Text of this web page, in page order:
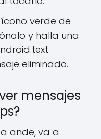
verde de
y halla una
eliminado.
mensajes
ande, va a